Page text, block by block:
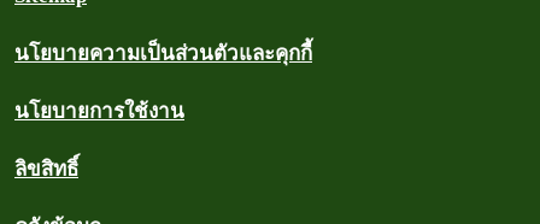
นโยบายความเป็นส่วนตัวและคุกกี้
นโยบายการใช้งาน
ลิขสิทธิ์